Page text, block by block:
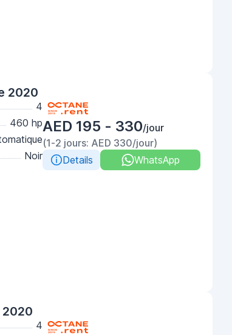
2020
4
460 hp
Noir
AED 195 - 330/jour
(1-2 jours: AED 330/jour)
Details
WhatsApp
2020
4